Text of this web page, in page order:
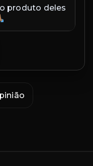
produto deles